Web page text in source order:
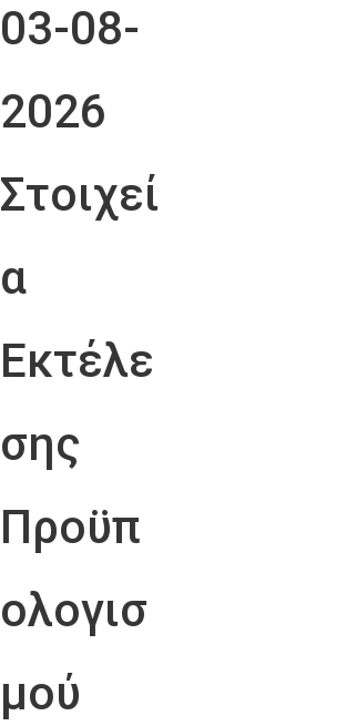
03-08-
2026
Στοιχεί
α
Εκτέλε
σης
Προϋπ
ολογισ
μού